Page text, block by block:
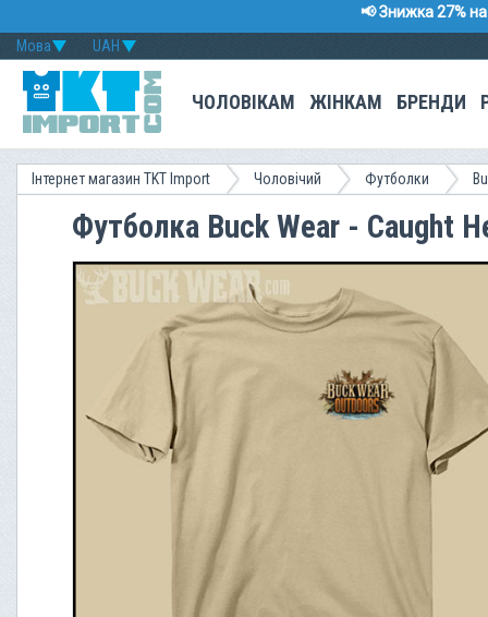
📢 Знижка 27%
UAH
Мова
ЧОЛОВІКАМ ЖІНКАМ БРЕНДИ
Інтернет магазин TKT Import Чоловічий Футболки
Футболка Buck Wear - Caught